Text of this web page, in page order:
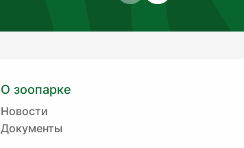
О зоопарке
Новости
Документы